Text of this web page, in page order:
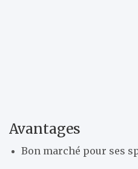
Avantages
Bon marché pour ses